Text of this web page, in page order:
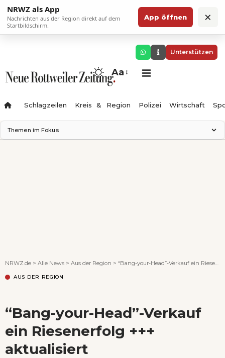
NRWZ als App
Nachrichten aus der Region direkt auf dem
Startbildschirm.
App öffnen ×
Unterstützen
Aa
Schlagzeilen Kreis & Region Polizei Wirtschaft
Themen im Fokus
NRWZ.de > Alle News > Aus der Region > “Bang-your-Head”-Verkauf ein Riesenerfolg +++ aktualisiert
AUS DER REGION
“Bang-your-Head”-Verkauf
ein Riesenerfolg +++
aktualisiert